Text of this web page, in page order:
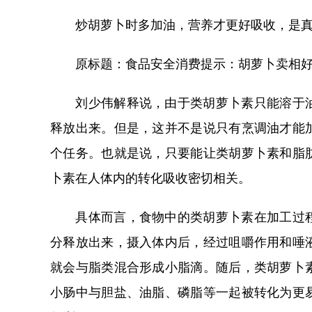
炒胡萝卜时多加油，营养才更好吸收，是
原标题：食品安全消费提示：胡萝卜卖相
刘少伟解释说，由于类胡萝卜素只能溶于
释放出来。但是，这并不是说只有烹调油才
个任务。也就是说，只要能让类胡萝卜素和
卜素在人体内的转化吸收密切相关。
具体而言，食物中的类胡萝卜素在加工过
分释放出来，摄入体内后，经过咀嚼作用和
就会与脂类混合形成小脂滴。随后，类胡萝
小肠中与胆盐、油脂、磷脂等一起被转化为